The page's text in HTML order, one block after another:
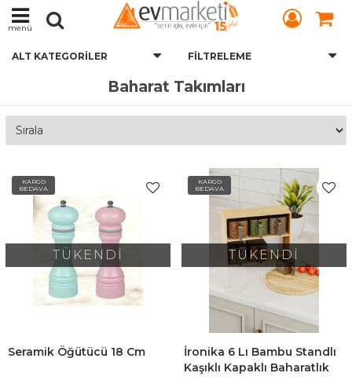
menü
ALT KATEGORILER FILTRELEME
Baharat Takımları
KARGO
BEDAVA
TÜKENDİ
Seramik Öğütücü 18 Cm
KARGO
BEDAVA
TÜKENDİ
İronika 6 Lı Bambu Standlı
Kaşıklı Kapaklı Baharatlık